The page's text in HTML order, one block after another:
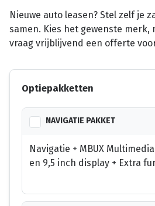
Nieuwe auto leasen? Stel zelf je
samen. Kies het gewenste merk,
vraag vrijblijvend een offerte
Optiepakketten
NAVIGATIE PAKKET
Navigatie + MBUX
en 9,5 inch display + Extra